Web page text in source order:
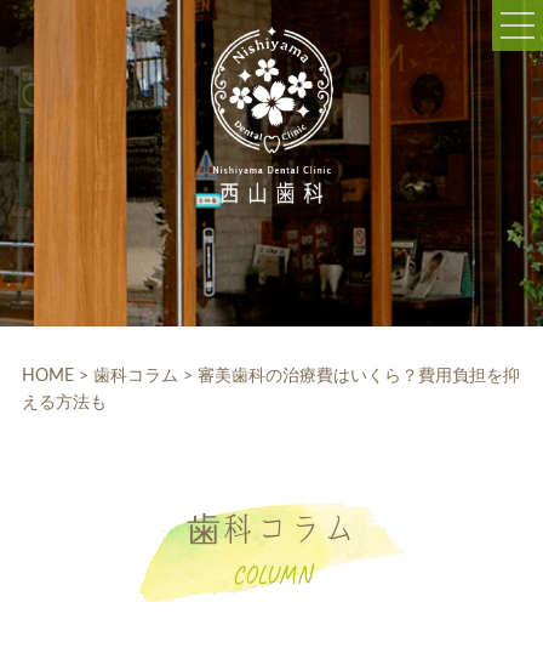
052-703-5225
9:30～12:30/14:00～18:30
休診日:木曜、日曜、祝日
WEB予約
院内設備
HOME > 歯科コラム > 審美歯科の治療費はいくら？費用負担を抑
える方法も
歯科コラム
COLUMN